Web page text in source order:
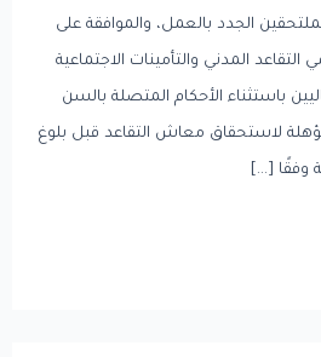
الجدد بالعمل، والموافقة على
المدني والتأمينات الاجتماعية
باستثناء الأحكام المتصلة بالسن
لاستحقاق معاش التقاعد قبل بلوغ
وفقًا […]